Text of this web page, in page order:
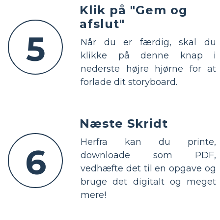
5
Klik på "Gem og
afslut"
Når du er færdig, skal du
klikke på denne knap i
nederste højre hjørne for at
forlade dit storyboard.
6
Næste Skridt
Herfra kan du printe,
downloade som PDF,
vedhæfte det til en opgave og
bruge det digitalt og meget
mere!